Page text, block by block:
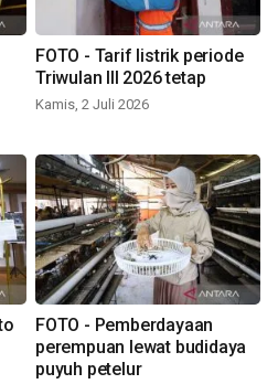
FOTO - Tarif listrik periode
Triwulan III 2026 tetap
Kamis, 2 Juli 2026
FOTO - Pemberdayaan
perempuan lewat budidaya
puyuh petelur